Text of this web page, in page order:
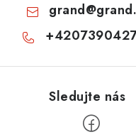
grand@